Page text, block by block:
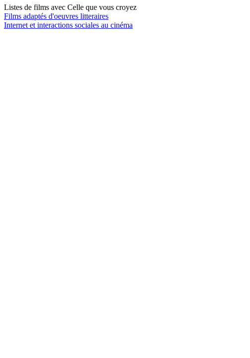
Listes de films avec Celle que vous croyez
Films adaptés d'oeuvres litteraires
Internet et interactions sociales au cinéma